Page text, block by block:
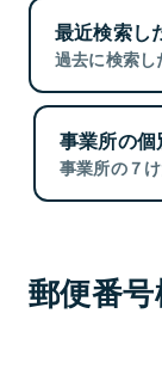
最近検索し
過去に検索し
事業所の個
事業所の７
郵便番